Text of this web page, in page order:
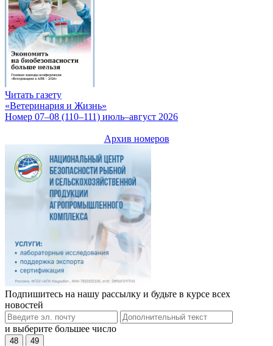
Читать газету
«Ветеринария и Жизнь»
Номер 07–08 (110–111) июль–август 2026
Архив номеров
Подпишитесь на нашу рассылку и будьте в курсе всех
новостей
и выберите большее число
48 49